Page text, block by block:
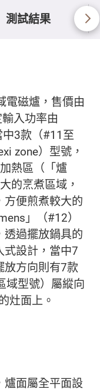
測試結果
電磁爐，售價由
入功率由
3款（#11至
zone）型號，
熱區（「爐
的烹煮區域，
便煎煮較大的
」（#12）
透過擺放鍋具的
式設計，當中7
放方向則有7款
域型號）屬縱向
灶面上。
爐面屬全平面設